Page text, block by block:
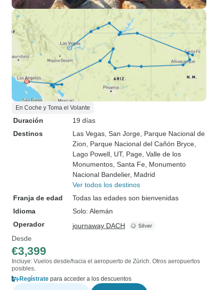
En Coche y Toma el Volante
Duración
19 días
Destinos
Las Vegas , San Jorge , Parque Nacional de
Zion , Parque Nacional del Cañón Bryce
Lago Powell, UT, Page , Valle de los
Monumentos , Santa Fe , Monumento
Nacional Bandelier, Madrid
Ver todos los destinos
Franja de edad
Todas las edades son bienvenidas
Idioma
Solo: Alemán
Operador
journaway DACH
Desde
€3,399
Incluye: Vuelos desde/hacia el aeropuerto de Zúrich. Otros aeropuertos
posibles.
Regístrate para acceder a los descuentos